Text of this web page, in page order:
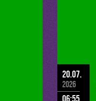
20.07.
2026
06:55